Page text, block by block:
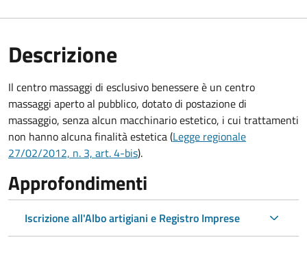
Descrizione
Il centro massaggi di esclusivo benessere è un centro
massaggi aperto al pubblico, dotato di postazione di
massaggio, senza alcun macchinario estetico, i cui trattamenti
non hanno alcuna finalità estetica (Legge regionale
27/02/2012, n. 3, art. 4-bis).
Approfondimenti
Iscrizione all'Albo artigiani e Registro Imprese